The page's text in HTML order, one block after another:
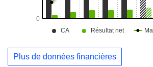
Plus de données financières